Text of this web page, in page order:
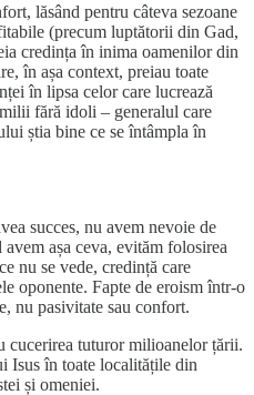
lăsând pentru câteva sezoane
(precum luptătorii din Gad,
credința în inima oamenilor din
în așa context, preiau toate
în lipsa celor care lucrează
fără idoli – generalul care
știa bine ce se întâmpla în
succes, nu avem nevoie de
așa ceva, evităm folosirea
nu se vede, credință care
oponente. Fapte de eroism într-o
nu pasivitate sau confort.
cucerirea tuturor milioanelor țării.
Isus în toate localitățile din
și omeniei.